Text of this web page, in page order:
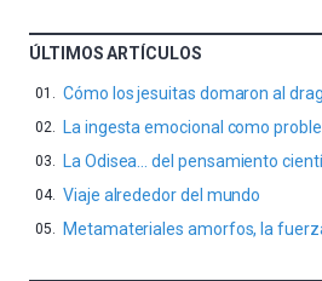
ÚLTIMOS ARTÍCULOS
Cómo los jesuitas domaron al
La ingesta emocional como
La Odisea… del pensamiento
Viaje alrededor del mundo
Metamateriales amorfos, la